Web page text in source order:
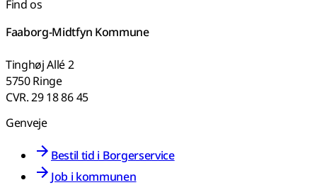
Find os
Faaborg-Midtfyn Kommune
Tinghøj Allé 2
5750 Ringe
CVR. 29 18 86 45
Genveje
Bestil tid i Borgerservice
Job i kommunen